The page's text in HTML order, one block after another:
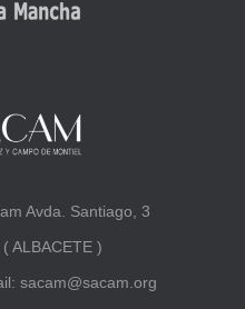
Avda. Santiago, 3
ALBACETE )
sacam@sacam.org